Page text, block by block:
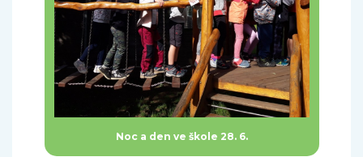
Noc a den ve škole 28. 6.